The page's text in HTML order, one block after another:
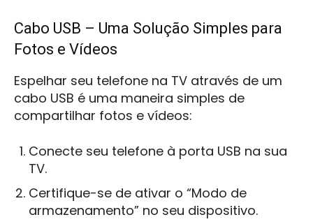
Cabo USB – Uma Solução Simples para
Fotos e Vídeos
Espelhar seu telefone na TV através de um
cabo USB é uma maneira simples de
compartilhar fotos e vídeos:
Conecte seu telefone à porta USB na sua
TV.
Certifique-se de ativar o “Modo de
armazenamento” no seu dispositivo.